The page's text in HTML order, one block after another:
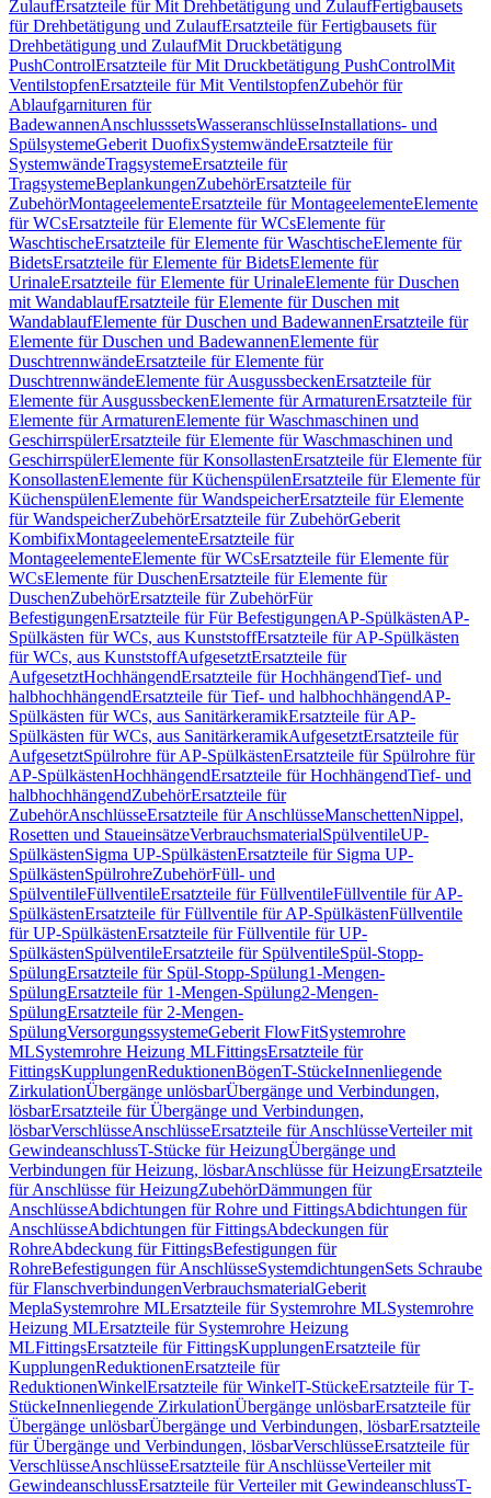
ZulaufErsatzteile für Mit Drehbetätigung und ZulaufFertigbausets
für Drehbetätigung und ZulaufErsatzteile für Fertigbausets für
Drehbetätigung und ZulaufMit Druckbetätigung
PushControlErsatzteile für Mit Druckbetätigung PushControlMit
VentilstopfenErsatzteile für Mit VentilstopfenZubehör für
Ablaufgarnituren für
BadewannenAnschlusssetsWasseranschlüsseInstallations- und
SpülsystemeGeberit DuofixSystemwändeErsatzteile für
SystemwändeTragsystemeErsatzteile für
TragsystemeBeplankungenZubehörErsatzteile für
ZubehörMontageelementeErsatzteile für MontageelementeElemente
für WCsErsatzteile für Elemente für WCsElemente für
WaschtischeErsatzteile für Elemente für WaschtischeElemente für
BidetsErsatzteile für Elemente für BidetsElemente für
UrinaleErsatzteile für Elemente für UrinaleElemente für Duschen
mit WandablaufErsatzteile für Elemente für Duschen mit
WandablaufElemente für Duschen und BadewannenErsatzteile für
Elemente für Duschen und BadewannenElemente für
DuschtrennwändeErsatzteile für Elemente für
DuschtrennwändeElemente für AusgussbeckenErsatzteile für
Elemente für AusgussbeckenElemente für ArmaturenErsatzteile für
Elemente für ArmaturenElemente für Waschmaschinen und
GeschirrspülerErsatzteile für Elemente für Waschmaschinen und
GeschirrspülerElemente für KonsollastenErsatzteile für Elemente für
KonsollastenElemente für KüchenspülenErsatzteile für Elemente für
KüchenspülenElemente für WandspeicherErsatzteile für Elemente
für WandspeicherZubehörErsatzteile für ZubehörGeberit
KombifixMontageelementeErsatzteile für
MontageelementeElemente für WCsErsatzteile für Elemente für
WCsElemente für DuschenErsatzteile für Elemente für
DuschenZubehörErsatzteile für ZubehörFür
BefestigungenErsatzteile für Für BefestigungenAP-SpülkästenAP-
Spülkästen für WCs, aus KunststoffErsatzteile für AP-Spülkästen
für WCs, aus KunststoffAufgesetztErsatzteile für
AufgesetztHochhängendErsatzteile für HochhängendTief- und
halbhochhängendErsatzteile für Tief- und halbhochhängendAP-
Spülkästen für WCs, aus SanitärkeramikErsatzteile für AP-
Spülkästen für WCs, aus SanitärkeramikAufgesetztErsatzteile für
AufgesetztSpülrohre für AP-SpülkästenErsatzteile für Spülrohre für
AP-SpülkästenHochhängendErsatzteile für HochhängendTief- und
halbhochhängendZubehörErsatzteile für
ZubehörAnschlüsseErsatzteile für AnschlüsseManschettenNippel,
Rosetten und StaueinsätzeVerbrauchsmaterialSpülventileUP-
SpülkästenSigma UP-SpülkästenErsatzteile für Sigma UP-
SpülkästenSpülrohreZubehörFüll- und
SpülventileFüllventileErsatzteile für FüllventileFüllventile für AP-
SpülkästenErsatzteile für Füllventile für AP-SpülkästenFüllventile
für UP-SpülkästenErsatzteile für Füllventile für UP-
SpülkästenSpülventileErsatzteile für SpülventileSpül-Stopp-
SpülungErsatzteile für Spül-Stopp-Spülung1-Mengen-
SpülungErsatzteile für 1-Mengen-Spülung2-Mengen-
SpülungErsatzteile für 2-Mengen-
SpülungVersorgungssystemeGeberit FlowFitSystemrohre
MLSystemrohre Heizung MLFittingsErsatzteile für
FittingsKupplungenReduktionenBögenT-StückeInnenliegende
ZirkulationÜbergänge unlösbarÜbergänge und Verbindungen,
lösbarErsatzteile für Übergänge und Verbindungen,
lösbarVerschlüsseAnschlüsseErsatzteile für AnschlüsseVerteiler mit
GewindeanschlussT-Stücke für HeizungÜbergänge und
Verbindungen für Heizung, lösbarAnschlüsse für HeizungErsatzteile
für Anschlüsse für HeizungZubehörDämmungen für
AnschlüsseAbdichtungen für Rohre und FittingsAbdichtungen für
AnschlüsseAbdichtungen für FittingsAbdeckungen für
RohreAbdeckung für FittingsBefestigungen für
RohreBefestigungen für AnschlüsseSystemdichtungenSets Schraube
für FlanschverbindungenVerbrauchsmaterialGeberit
MeplaSystemrohre MLErsatzteile für Systemrohre MLSystemrohre
Heizung MLErsatzteile für Systemrohre Heizung
MLFittingsErsatzteile für FittingsKupplungenErsatzteile für
KupplungenReduktionenErsatzteile für
ReduktionenWinkelErsatzteile für WinkelT-StückeErsatzteile für T-
StückeInnenliegende ZirkulationÜbergänge unlösbarErsatzteile für
Übergänge unlösbarÜbergänge und Verbindungen, lösbarErsatzteile
für Übergänge und Verbindungen, lösbarVerschlüsseErsatzteile für
VerschlüsseAnschlüsseErsatzteile für AnschlüsseVerteiler mit
GewindeanschlussErsatzteile für Verteiler mit GewindeanschlussT-